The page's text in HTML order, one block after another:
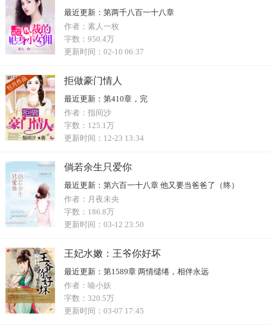
最近更新： 第两千八百一十八章
作者： 素人一枚
字数： 950.4万
更新时间： 02-10 06:37
拒做豪门情人
最近更新： 第410章，完
作者： 指间沙
字数： 125.1万
更新时间： 12-23 13:34
倘若余生只爱你
最近更新： 第六百一十八章 他又要当爸爸了（终）
作者： 月夜未央
字数： 186.8万
更新时间： 03-12 23:50
王妃水嫩：王爷你好坏
最近更新： 第1589章 两情缱绻，相伴永远
作者： 喻小妖
字数： 320.5万
更新时间： 03-07 17:45